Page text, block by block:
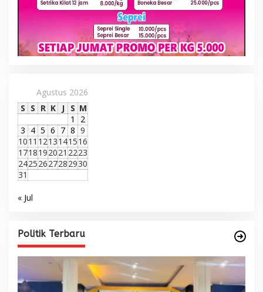
Agustus 2026
S S R K J S M
1
2
3 4 5 6 7 8 9
1011 1213141516
1718192021 2223
24252627282930
31
« Jul
Politik Terbaru